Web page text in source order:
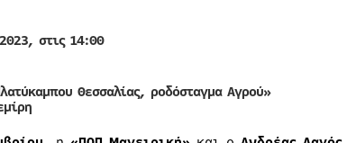
στις 14:00
Θεσσαλίας, ροδόσταγμα Αγρού»